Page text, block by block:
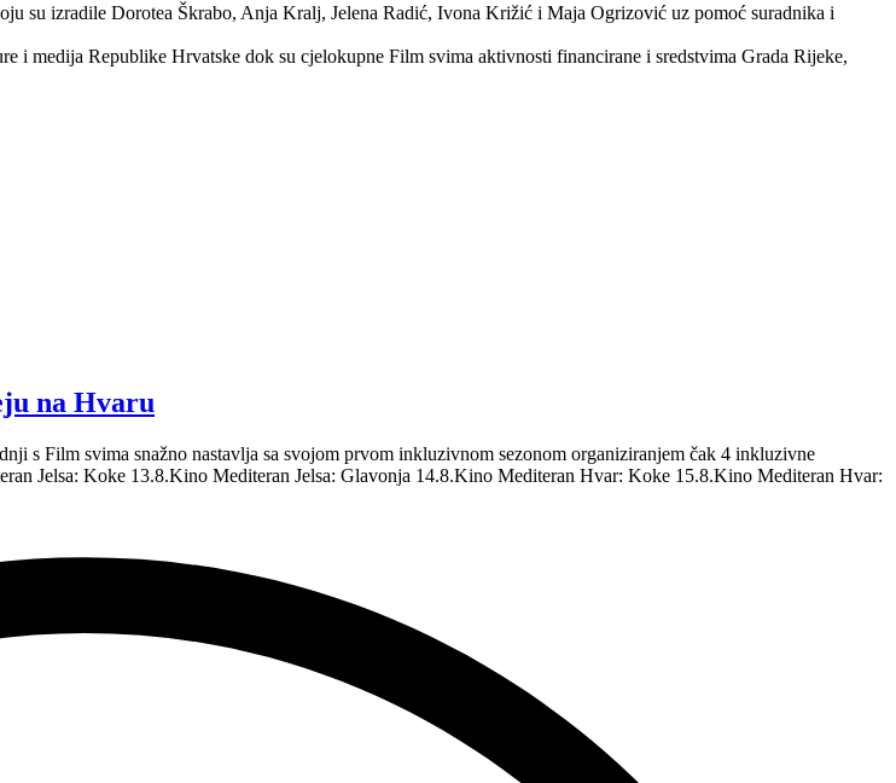
su izradile Dorotea Škrabo, Anja Kralj, Jelena Radić, Ivona Križić i Maja Ogrizović uz pomoć suradnika i
i medija Republike Hrvatske dok su cjelokupne Film svima aktivnosti financirane i sredstvima Grada Rijeke,
na Hvaru
s Film svima snažno nastavlja sa svojom prvom inkluzivnom sezonom organiziranjem čak 4 inkluzivne
Jelsa: Koke 13.8.Kino Mediteran Jelsa: Glavonja 14.8.Kino Mediteran Hvar: Koke 15.8.Kino Mediteran Hvar: